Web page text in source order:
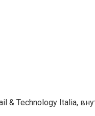
& Technology Italia,